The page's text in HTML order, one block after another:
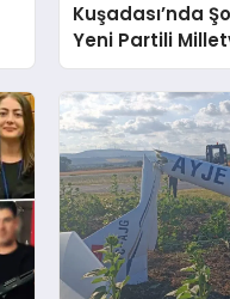
Kuşadası’nda
Yeni Partili
ve Damadı